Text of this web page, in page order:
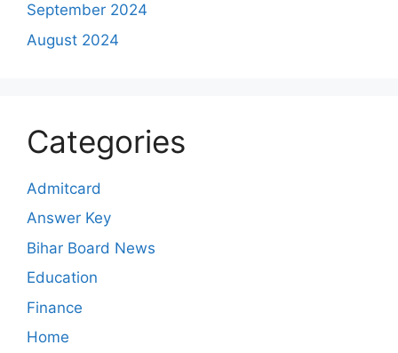
September 2024
August 2024
Categories
Admitcard
Answer Key
Bihar Board News
Education
Finance
Home